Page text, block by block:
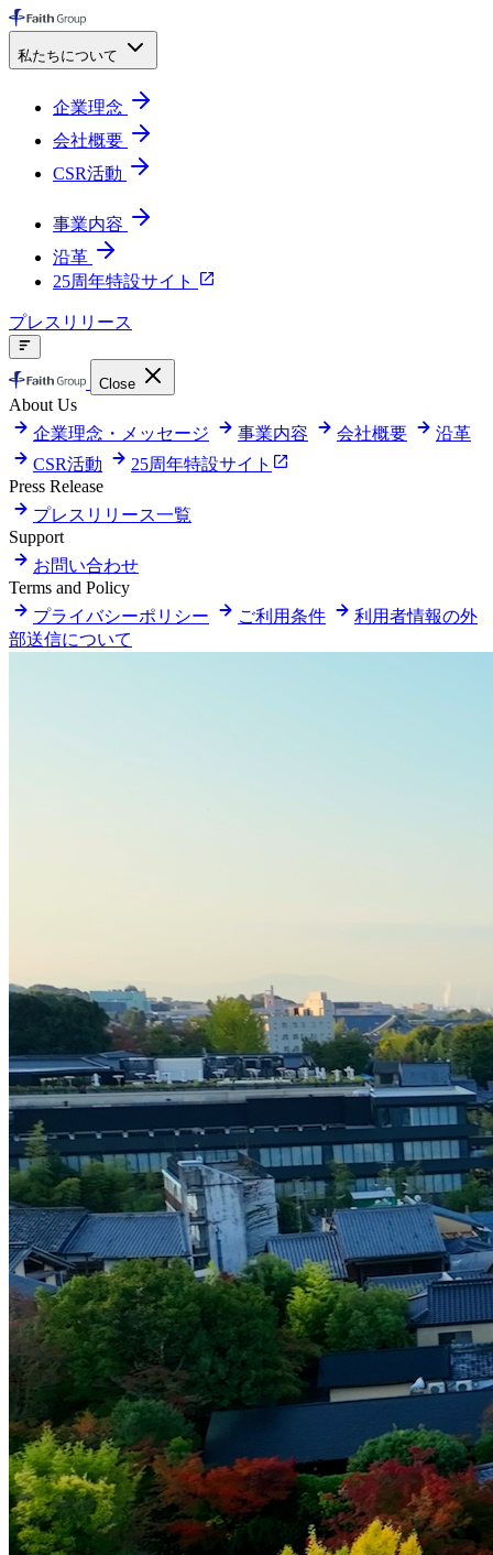
私たちについて
企業理念
会社概要
CSR活動
事業内容
沿革
25周年特設サイト
プレスリリース
Close
About Us
企業理念・メッセージ
事業内容 会社概要
沿革
CSR活動
25周年特設サイト
Press Release
プレスリリース一覧
Support
お問い合わせ
Terms and Policy
プライバシーポリシー
ご利用条件
利用者情報の外
部送信について